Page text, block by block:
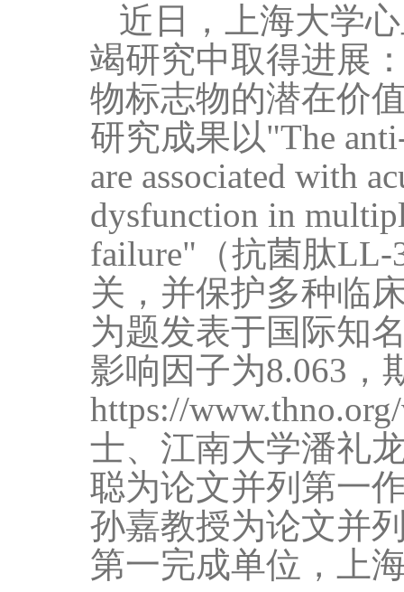
近日，上海大学
竭研究中取得进展
物标志物的潜在价
研究成果以"The
are associated with
dysfunction in
failure" （抗菌肽LL-
关，并保护多种临
为题发表于国际知
影响因子为8.063 ，
https://
士、江南大学潘礼
聪为论文并列第一
孙嘉教授为论文并
第一完成单位，上